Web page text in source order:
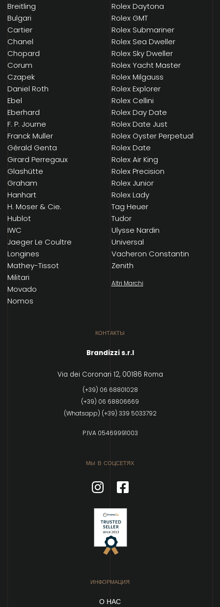
Breitling
Bulgari
Cartier
Chanel
Chopard
Corum
Czapek
Daniel Roth
Ebel
Eberhard
F. P. Journe
Franck Muller
Gérald Genta
Girard Perregaux
Glashütte
Graham
Hanhart
H. Moser & Cie.
Hublot
IWC
Jaeger Le Coultre
Longines
Mathey-Tissot
Militari
Movado
Nomos
Rolex Daytona
Rolex GMT
Rolex Submariner
Rolex Sea Dweller
Rolex Sky Dweller
Rolex Yacht Master
Rolex Milgauss
Rolex Explorer
Rolex Cellini
Rolex Day Date
Rolex Date Just
Rolex Oyster Perpetual
Rolex Date
Rolex Air King
Rolex Precision
Rolex Junior
Rolex Lady
Tag Heuer
Tudor
Ulysse Nardin
Universal
Vacheron Constantin
Zenith
Altri Marchi
КОНТАКТЫ
Brandizzi s.r.l
Via dei Coronari 12, 00186 Roma
(+39) 06 68801028
(+39) 06 68806669
(Whatsapp) (+39) 339 5033792
P.IVA 05469991003
МЫ В СОЦСЕТЯХ
ИНФОРМАЦИЯ
О НАС